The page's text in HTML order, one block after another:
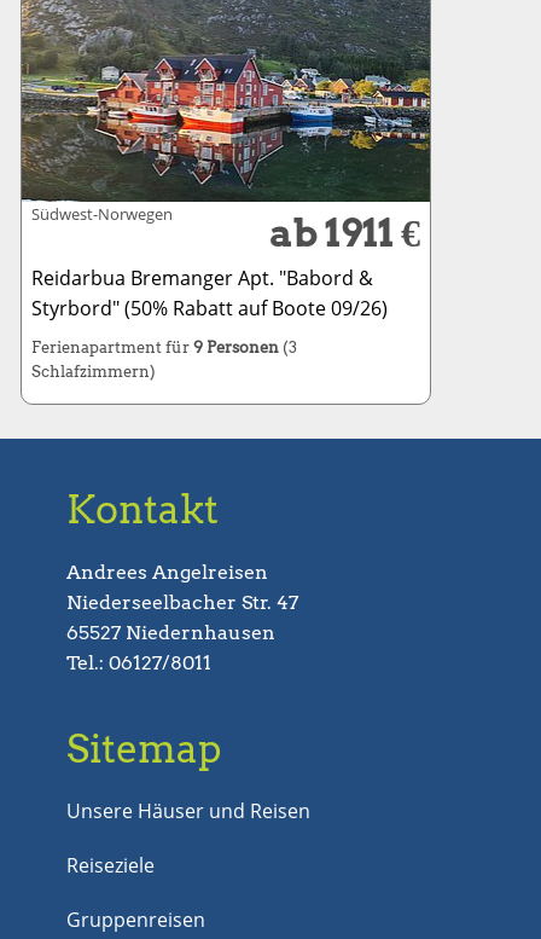
Südwest-Norwegen ab 1911 €
Reidarbua Bremanger Apt. "Babord &
Styrbord" (50% Rabatt auf Boote 09/26)
Ferienapartment für 9 Personen(3
Schlafzimmern)
Kontakt
Andrees Angelreisen
Niederseelbacher Str. 47
65527 Niedernhausen
Tel.: 06127/8011
Sitemap
Unsere Häuser und Reisen
Reiseziele
Gruppenreisen